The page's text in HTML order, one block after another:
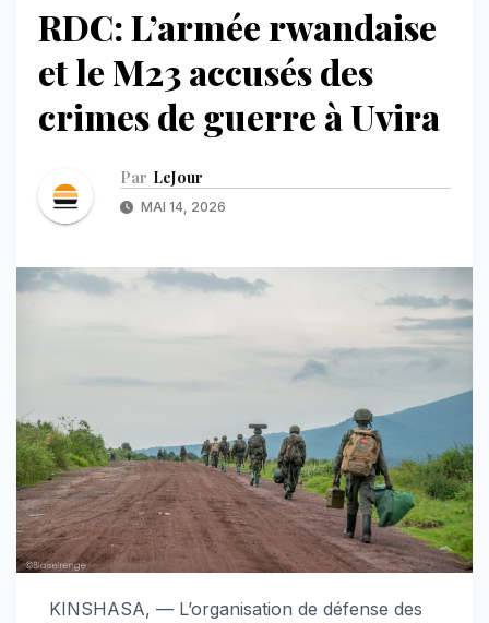
RDC: L’armée rwandaise
et le M23 accusés des
crimes de guerre à Uvira
Par LeJour
MAI 14, 2026
KINSHASA, — L’organisation de défense des